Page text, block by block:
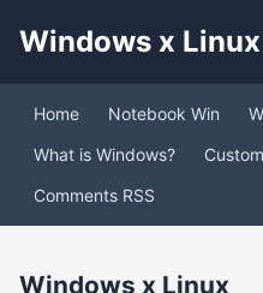
Windows x Linux
Home Notebook Win
What is Windows?
Comments RSS
Windows x Linux